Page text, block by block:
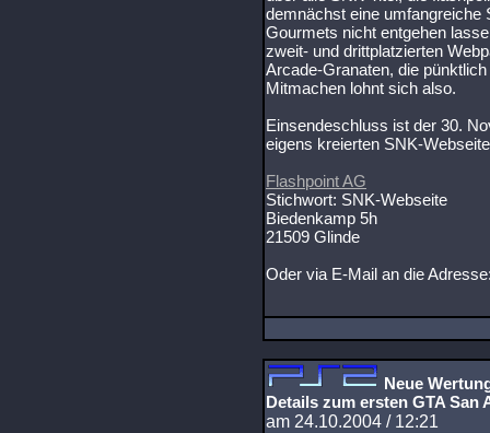
demnächst eine umfangreiche
Gourmets nicht entgehen
zweit- und drittplatzierten
Arcade-Granaten, die
Mitmachen lohnt sich also.
Einsendeschluss ist der 30.
eigens kreierten SNK-
Flashpoint AG
Stichwort: SNK-Webseite
Biedenkamp 5h
21509 Glinde
Oder via E-Mail an die
Neue
Details zum ersten GTA San
am 24.10.2004 / 12:21